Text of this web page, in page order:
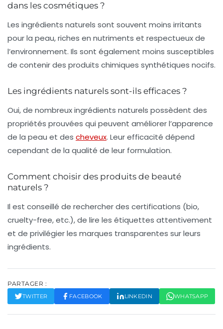
dans les cosmétiques ?
Les ingrédients naturels sont souvent moins irritants
pour la peau, riches en nutriments et respectueux de
l’environnement. Ils sont également moins susceptibles
de contenir des produits chimiques synthétiques nocifs.
Les ingrédients naturels sont-ils efficaces ?
Oui, de nombreux ingrédients naturels possèdent des
propriétés prouvées qui peuvent améliorer l’apparence
de la peau et des cheveux. Leur efficacité dépend
cependant de la qualité de leur formulation.
Comment choisir des produits de beauté
naturels ?
Il est conseillé de rechercher des certifications (bio,
cruelty-free, etc.), de lire les étiquettes attentivement
et de privilégier les marques transparentes sur leurs
ingrédients.
PARTAGER :
TWITTER FACEBOOK LINKEDIN WHATSAPP